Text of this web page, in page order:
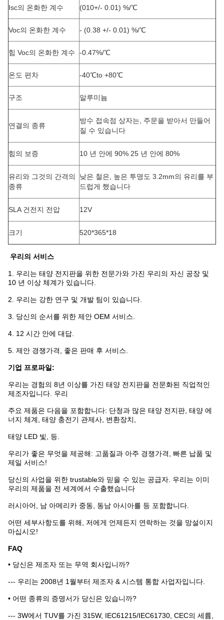
Isc의 온화한 계수 (010+/- 0.01) %/℃
Voc의 온화한 계수 - (0.38 +/- 0.01) %/℃
힘 Voc의 온화한 계수 -0.47%/℃
온도 편차 -40℃to +80℃
구조 알루미늄
연결의 종류
방수 접속점 상자는, 주문을 받아서 만들어
질 수 있습니다
힘의 보증 10 년 안에 90% 25 년 안에 80%
유리와 그것의 간격의
종류
낮은 철은, 높은 투명도 3.2mm의 유리를 부
드럽게 했습니다
SLA 건전지 전압 12V
크기 520*365*18
우리의 서비스
1. 우리는 태양 전지판을 위한 전문가와 가진 우리의 자신 공장 및
10 년 이상 체계가 있습니다.
2. 우리는 강한 연구 및 개발 팀이 있습니다.
3. 당신의 순서를 위한 제안 OEM 서비스.
4. 12 시간 안에 대답.
5. 제안 경쟁가격, 좋은 판매 후 서비스.
기업 프로파일:
우리는 경험의 8년 이상를 가진 태양 전지판을 전문화된 직업적인
제조자입니다. 우리
주요 제품은 다음을 포함합니다: 단청과 많은 태양 전지판, 태양 에
너지 체계, 태양 충전기 관제사, 변환장치,
태양 LED 빛, 등.
우리가 좋은 무엇을 제공해: 고품질과 아주 경쟁가격, 빠른 납품 및
제일 서비스!
당신의 사업을 위한 trustable와 믿을 수 있는 공급자. 우리는 이미
우리의 제품을 전 세계에서 수출했습니다
러시아어, 남 아메리카 중동, 동남 아시아를 등 포함합니다.
어떤 세부사항도를 위해, 저에게 언제든지 연락하는 것을 망설이지
마십시오!
FAQ
• 당신은 제조자 또는 무역 회사입니까?
--- 우리는 2008년 1월부터 제조자 & 시스템 통합 사업자입니다.
• 어떤 종류의 증명서가 당신은 있습니까?
--- 3W에서 TUV를 가진 315W, IEC61215/IEC61730, CEC의 세륨,